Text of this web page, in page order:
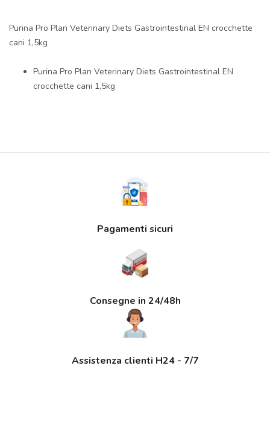
Purina Pro Plan Veterinary Diets Gastrointestinal EN crocchette
cani 1,5kg
Purina Pro Plan Veterinary Diets Gastrointestinal EN
crocchette cani 1,5kg
Pagamenti sicuri
Consegne in 24/48h
Assistenza clienti H24 - 7/7